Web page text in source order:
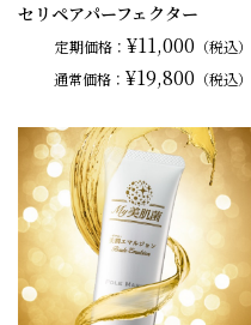
セリペアパーフェクター
定期価格： ¥11,000 （税込）
通常価格： ¥19,800 （税込）